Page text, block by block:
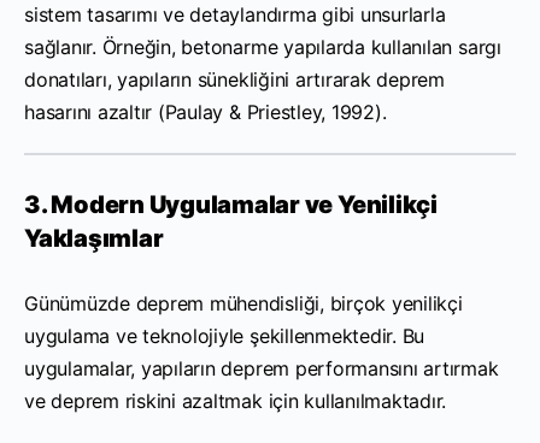
sistem tasarımı ve detaylandırma gibi unsurlarla
sağlanır. Örneğin, betonarme yapılarda kullanılan sargı
donatıları, yapıların sünekliğini artırarak deprem
hasarını azaltır (Paulay & Priestley, 1992).
3. Modern Uygulamalar ve Yenilikçi
Yaklaşımlar
Günümüzde deprem mühendisliği, birçok yenilikçi
uygulama ve teknolojiyle şekillenmektedir. Bu
uygulamalar, yapıların deprem performansını artırmak
ve deprem riskini azaltmak için kullanılmaktadır.